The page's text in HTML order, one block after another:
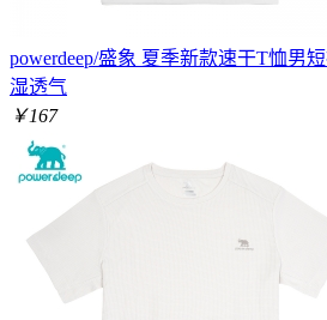
powerdeep/盛象 夏季新款速干T恤男
湿透气
￥167